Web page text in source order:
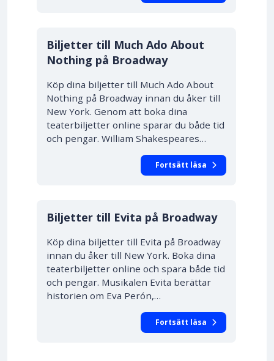
10% RABATT
Biljetter till Much Ado About
Nothing på Broadway
Köp dina biljetter till Much Ado About
Nothing på Broadway innan du åker till
New York. Genom att boka dina
teaterbiljetter online sparar du både tid
och pengar. William Shakespeares…
Fortsätt läsa
10% RABATT
Biljetter till Evita på Broadway
Köp dina biljetter till Evita på Broadway
innan du åker till New York. Boka dina
teaterbiljetter online och spara både tid
och pengar. Musikalen Evita berättar
historien om Eva Perón,…
Fortsätt läsa